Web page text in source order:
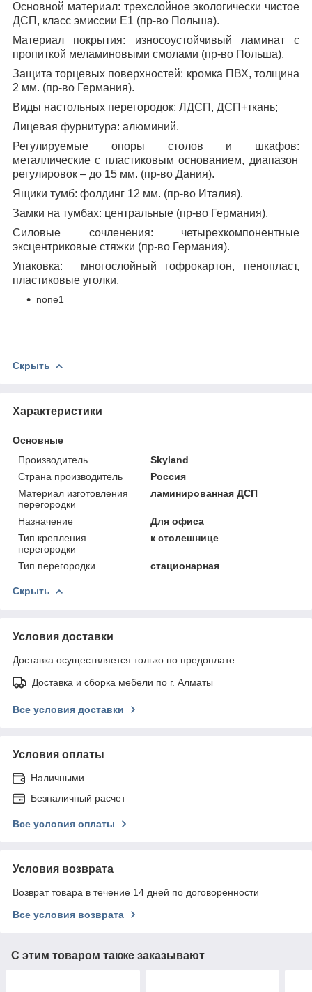
Основной материал: трехслойное экологически чистое
ДСП, класс эмиссии Е1 (пр-во Польша).
Материал покрытия: износоустойчивый ламинат с
пропиткой меламиновыми смолами (пр-во Польша).
Защита торцевых поверхностей: кромка ПВХ, толщина
2 мм. (пр-во Германия).
Виды настольных перегородок: ЛДСП, ДСП+ткань;
Лицевая фурнитура: алюминий.
Регулируемые опоры столов и шкафов:
металлические с пластиковым основанием, диапазон
регулировок – до 15 мм. (пр-во Дания).
Ящики тумб: фолдинг 12 мм. (пр-во Италия).
Замки на тумбах: центральные (пр-во Германия).
Силовые сочленения: четырехкомпонентные
эксцентриковые стяжки (пр-во Германия).
Упаковка: многослойный гофрокартон, пенопласт,
пластиковые уголки.
none1
Скрыть
Характеристики
Основные
Производитель
Skyland
Страна производитель
Россия
Материал изготовления
перегородки
ламинированная ДСП
Назначение
Для офиса
Тип крепления
перегородки
к столешнице
Тип перегородки стационарная
Скрыть
Условия доставки
Доставка осуществляется только по предоплате.
Доставка и сборка мебели по г. Алматы
Все условия доставки
Условия оплаты
Наличными
Безналичный расчет
Все условия оплаты
Условия возврата
Возврат товара в течение 14 дней по договоренности
Все условия возврата
С этим товаром также заказывают